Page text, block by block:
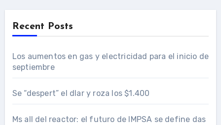
Recent Posts
Los aumentos en gas y electricidad para el inicio de
septiembre
Se “despert” el dlar y roza los $1.400
Ms all del reactor: el futuro de IMPSA se define das